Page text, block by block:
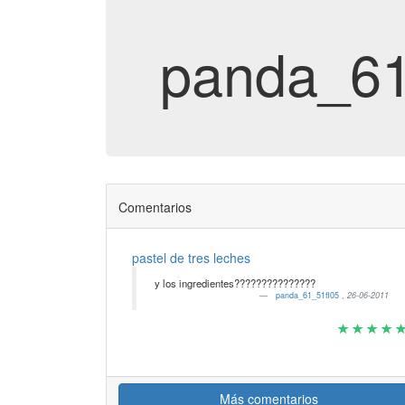
Comentarios
pastel de tres leches
y los ingredientes???????????????
panda_61_51fl05,26-06-2011
Más comentarios